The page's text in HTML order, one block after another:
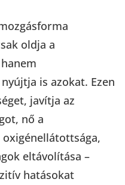
oldja a
is azokat. Ezen
javítja az
nő a
eltávolítása –
hatásokat